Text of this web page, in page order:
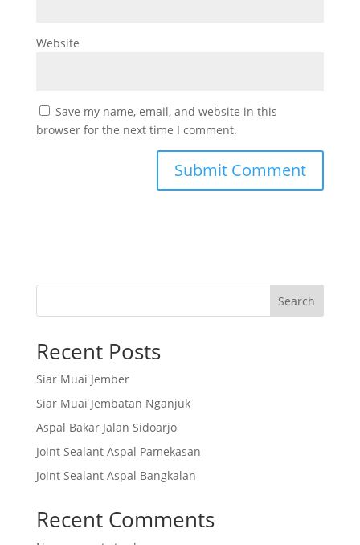
Website
Save my name, email, and website in this
browser for the next time I comment.
Search
Recent Posts
Siar Muai Jember
Siar Muai Jembatan Nganjuk
Aspal Bakar Jalan Sidoarjo
Joint Sealant Aspal Pamekasan
Joint Sealant Aspal Bangkalan
Recent Comments